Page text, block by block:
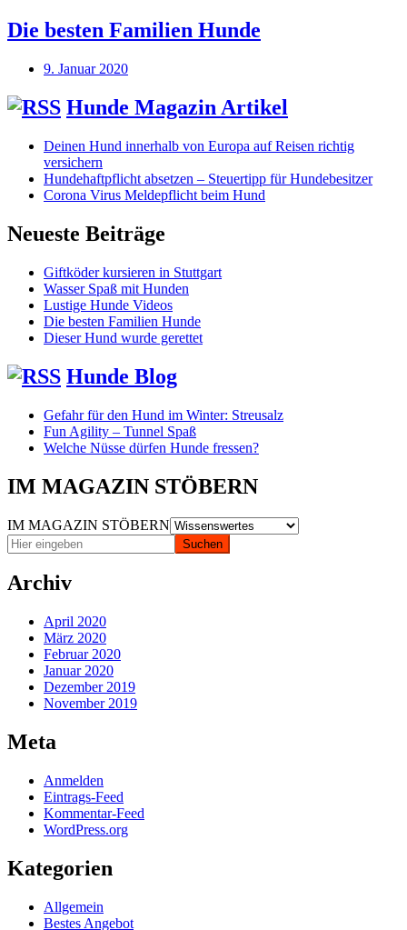
Die besten Familien Hunde
9. Januar 2020
Hunde Magazin Artikel
Deinen Hund innerhalb von Europa auf Reisen richtig
versichern
Hundehaftpflicht absetzen – Steuertipp für Hundebesitzer
Corona Virus Meldepflicht beim Hund
Neueste Beiträge
Giftköder kursieren in Stuttgart
Wasser Spaß mit Hunden
Lustige Hunde Videos
Die besten Familien Hunde
Dieser Hund wurde gerettet
Hunde Blog
Gefahr für den Hund im Winter: Streusalz
Fun Agility – Tunnel Spaß
Welche Nüsse dürfen Hunde fressen?
IM MAGAZIN STÖBERN
IM MAGAZIN STÖBERN
Archiv
April 2020
März 2020
Februar 2020
Januar 2020
Dezember 2019
November 2019
Meta
Anmelden
Eintrags-Feed
Kommentar-Feed
WordPress.org
Kategorien
Allgemein
Bestes Angebot